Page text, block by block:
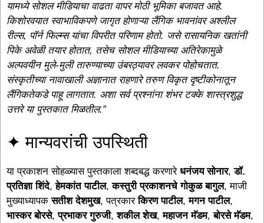
यामध्ये सोशल मीडियाचा वाढता वापर मोठी भूमिका बजावत आहे.
किशोरवयात स्वाभाविकपणे जागृत होणाऱ्या लैंगिक भावनांवर अश्लील
रील्स, पॉर्न फिल्म्स यांचा विपरीत परिणाम होतो. जसे रासायनिक खतांनी
पिके अवेळी तयार होतात, तसेच सोशल मीडियाच्या अतिरेकामुळे
अल्पवयीन मुले-मुली तारुण्याच्या उंबरठ्यावर लवकर पोहोचतात.
संस्कृतीच्या नावाखाली अज्ञानात राहणारे तरुण विकृत दृष्टीकोनातून
लैंगिकतेकडे पाहू लागतात. अशा सर्व प्रश्नांना शंभर टक्के शास्त्रशुद्ध
उत्तरे या पुस्तकात मिळतील.”
✦ मान्यवरांची उपस्थिती
या प्रकाशन सोहळ्यास पुस्तकाला शब्दबद्ध करणारे धनंजय सोनार,डॉ.
प्रतिज्ञा शिंदे,हेमकांत पाटील,कस्तुरी प्रकाशनचे गोकुळ बागुल, माजी
मुख्याध्यापकसतीश देशमुख, पत्रकारकिरण पाटील,मगन पाटील,
भास्कर बोरसे,प्रभाकर गुरुजी,शकील शेख,महाजन मॅडम,बोरसे मॅडम,